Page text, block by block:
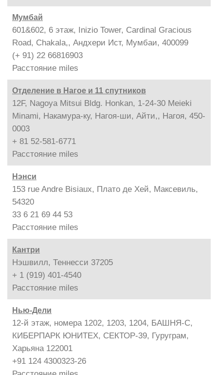
Мумбай
601&602, 6 этаж, Inizio Tower, Cardinal Gracious
Road, Chakala,, Андхери Ист, Мумбаи, 400099
(+ 91) 22 66816903
Расстояние miles
Отделение в Нагое и 11 спутников
12F, Nagoya Mitsui Bldg. Honkan, 1-24-30 Meieki
Minami, Накамура-ку, Нагоя-ши, Айти,, Нагоя, 450-
0003
+ 81 52-581-6771
Расстояние miles
Нэнси
153 rue Andre Bisiaux, Плато де Хей, Максевиль,
54320
33 6 21 69 44 53
Расстояние miles
Кантри
Нэшвилл, Теннесси 37205
+ 1 (919) 401-4540
Расстояние miles
Нью-Дели
12-й этаж, номера 1202, 1203, 1204, БАШНЯ-С,
КИБЕРПАРК ЮНИТЕХ, СЕКТОР-39, Гуруграм,
Харьяна 122001
+91 124 4300323-26